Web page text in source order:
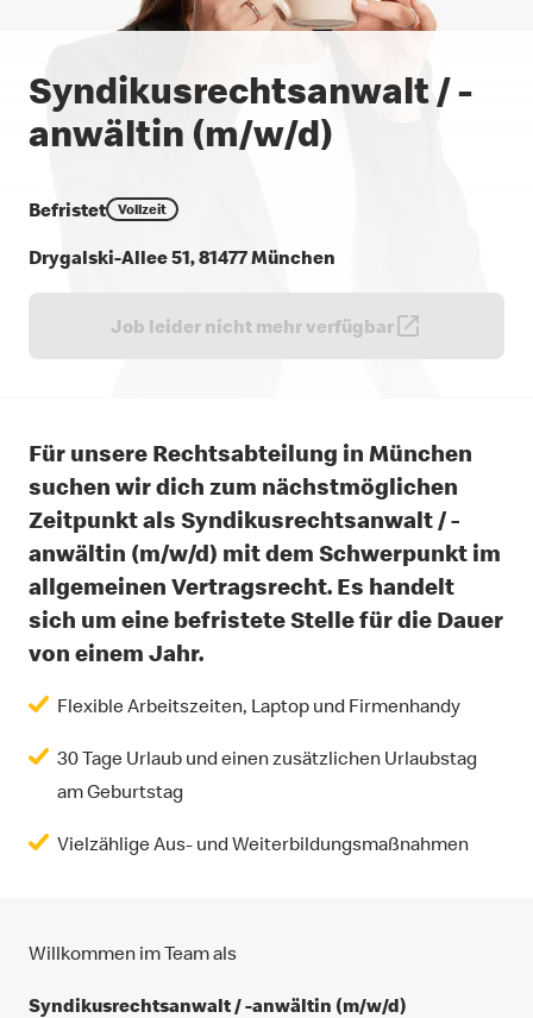
Syndikusrechts­anwalt / -
anwältin (m/w/d)
Befristet Vollzeit
Drygalski-Allee 51, 81477 München
Job leider nicht mehr verfügbar
Für unsere Rechtsabteilung in München
suchen wir dich zum nächstmöglichen
Zeitpunkt als Syndikusrechtsanwalt / -
anwältin (m/w/d) mit dem Schwerpunkt im
allgemeinen Vertragsrecht. Es handelt
sich um eine befristete Stelle für die Dauer
von einem Jahr.
Flexible Arbeitszeiten, Laptop und Firmenhandy
30 Tage Urlaub und einen zusätzlichen Urlaubstag
am Geburtstag
Vielzählige Aus- und Weiterbildungsmaßnahmen
Willkommen im Team als
Syndikusrechtsanwalt / -anwältin (m/w/d)